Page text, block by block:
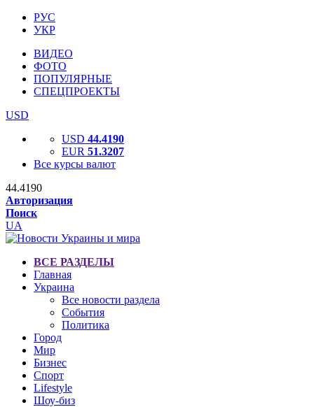
РУС
УКР
ВИДЕО
ФОТО
ПОПУЛЯРНЫЕ
СПЕЦПРОЕКТЫ
USD
USD 44.4190
EUR 51.3207
Все курсы валют
44.4190
Авторизация
Поиск
UA
ВСЕ РАЗДЕЛЫ
Главная
Украина
Все новости раздела
События
Политика
Город
Мир
Бизнес
Спорт
Lifestyle
Шоу-биз